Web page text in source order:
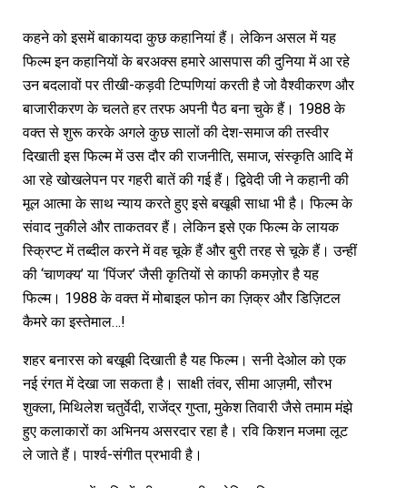
कहने को इसमें बाकायदा कुछ कहानियां हैं। लेकिन असल में यह
फिल्म इन कहानियों के बरअक्स हमारे आसपास की दुनिया में आ रहे
उन बदलावों पर तीखी-कड़वी टिप्पणियां करती है जो वैश्वीकरण और
बाजारीकरण के चलते हर तरफ अपनी पैठ बना चुके हैं। 1988 के
वक्त से शुरू करके अगले कुछ सालों की देश-समाज की तस्वीर
दिखाती इस फिल्म में उस दौर की राजनीति, समाज, संस्कृति आदि में
आ रहे खोखलेपन पर गहरी बातें की गई हैं। द्विवेदी जी ने कहानी की
मूल आत्मा के साथ न्याय करते हुए इसे बखूबी साधा भी है। फिल्म के
संवाद नुकीले और ताकतवर हैं। लेकिन इसे एक फिल्म के लायक
स्क्रिप्ट में तब्दील करने में वह चूके हैं और बुरी तरह से चूके हैं। उन्हीं
की ‘चाणक्य’ या ‘पिंजर’ जैसी कृतियों से काफी कमज़ोर है यह
फिल्म। 1988 के वक्त में मोबाइल फोन का ज़िक्र और डिज़िटल
कैमरे का इस्तेमाल…!
शहर बनारस को बखूबी दिखाती है यह फिल्म। सनी देओल को एक
नई रंगत में देखा जा सकता है। साक्षी तंवर, सीमा आज़मी, सौरभ
शुक्ला, मिथिलेश चतुर्वेदी, राजेंद्र गुप्ता, मुकेश तिवारी जैसे तमाम मंझे
हुए कलाकारों का अभिनय असरदार रहा है। रवि किशन मजमा लूट
ले जाते हैं। पार्श्व-संगीत प्रभावी है।